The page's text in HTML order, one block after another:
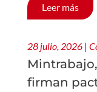
Leer más
28 julio, 2026 |
firman